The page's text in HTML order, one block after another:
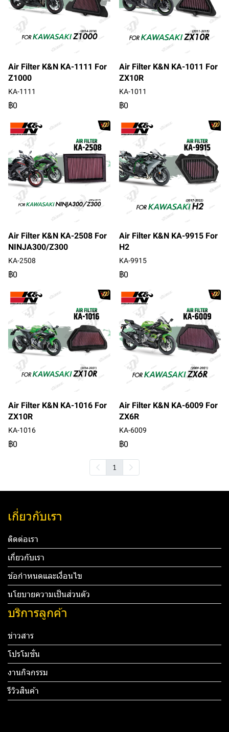
Air Filter K&N KA-1111 For
Z1000
KA-1111
฿0
Air Filter K&N KA-1011 For
ZX10R
KA-1011
฿0
Air Filter K&N KA-2508 For
NINJA300/Z300
KA-2508
฿0
Air Filter K&N KA-9915 For
H2
KA-9915
฿0
Air Filter K&N KA-1016 For
ZX10R
KA-1016
฿0
Air Filter K&N KA-6009 For
ZX6R
KA-6009
฿0
1
เกี่ยวกับเรา
ติดต่อเรา
เกี่ยวกับเรา
ข้อกำหนดและเงื่อนไข
นโยบายความเป็นส่วนตัว
บริการลูกค้า
ข่าวสาร
โปรโมชั่น
งานกิจกรรม
รีวิวสินค้า